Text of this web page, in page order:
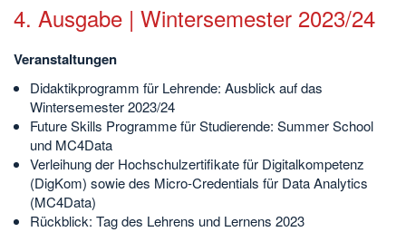
4. Ausgabe | Wintersemester 2023/24
Veranstaltungen
Didaktikprogramm für Lehrende: Ausblick auf das
Wintersemester 2023/24
Future Skills Programme für Studierende: Summer School
und MC4Data
Verleihung der Hochschulzertifikate für Digitalkompetenz
(DigKom) sowie des Micro-Credentials für Data Analytics
(MC4Data)
Rückblick: Tag des Lehrens und Lernens 2023